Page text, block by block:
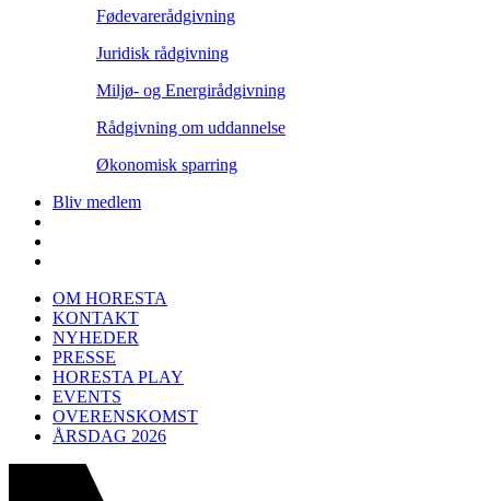
Fødevarerådgivning
Juridisk rådgivning
Miljø- og Energirådgivning
Rådgivning om uddannelse
Økonomisk sparring
Bliv medlem
OM HORESTA
KONTAKT
NYHEDER
PRESSE
HORESTA PLAY
EVENTS
OVERENSKOMST
ÅRSDAG 2026